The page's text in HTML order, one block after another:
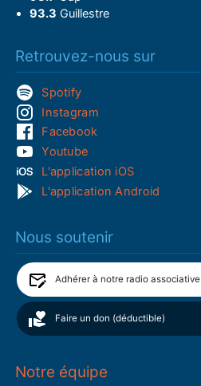
93.3 Guillestre
Retrouvez-nous sur
Spotify
Instagram
Facebook
Youtube
L'application iOS
L'application Android
Nous soutenir
Adhérer à notre radio associative
Faire un don (déductible)
Notre équipe